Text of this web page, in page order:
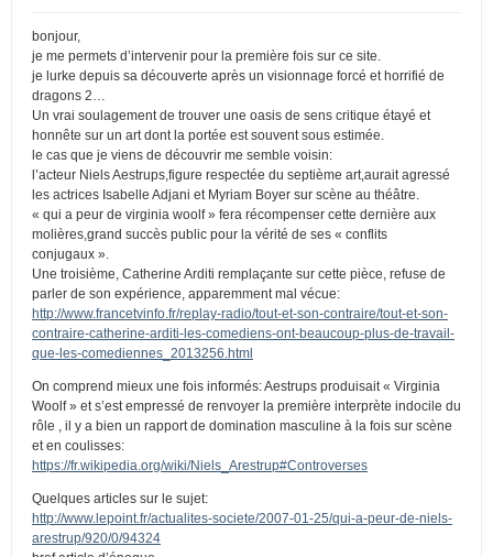
bonjour,
je me permets d’intervenir pour la première fois sur ce site.
je lurke depuis sa découverte après un visionnage forcé et horrifié de
dragons 2…
Un vrai soulagement de trouver une oasis de sens critique étayé et
honnête sur un art dont la portée est souvent sous estimée.
le cas que je viens de découvrir me semble voisin:
l’acteur Niels Aestrups,figure respectée du septième art,aurait agressé
les actrices Isabelle Adjani et Myriam Boyer sur scène au théâtre.
« qui a peur de virginia woolf » fera récompenser cette dernière aux
molières,grand succès public pour la vérité de ses « conflits
conjugaux ».
Une troisième, Catherine Arditi remplaçante sur cette pièce, refuse de
parler de son expérience, apparemment mal vécue:
http://www.francetvinfo.fr/replay-radio/tout-et-son-contraire/tout-et-son-
contraire-catherine-arditi-les-comediens-ont-beaucoup-plus-de-travail-
que-les-comediennes_2013256.html
On comprend mieux une fois informés: Aestrups produisait « Virginia
Woolf » et s’est empressé de renvoyer la première interprète indocile du
rôle , il y a bien un rapport de domination masculine à la fois sur scène
et en coulisses:
https://fr.wikipedia.org/wiki/Niels_Arestrup#Controverses
Quelques articles sur le sujet:
http://www.lepoint.fr/actualites-societe/2007-01-25/qui-a-peur-de-niels-
arestrup/920/0/94324